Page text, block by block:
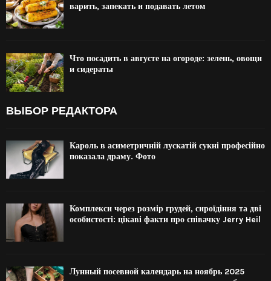
варить, запекать и подавать летом
Что посадить в августе на огороде: зелень, овощи
и сидераты
ВЫБОР РЕДАКТОРА
Кароль в асиметричній лускатій сукні професійно
показала драму. Фото
Комплекси через розмір грудей, сироїдіння та дві
особистості: цікаві факти про співачку Jerry Heil
Лунный посевной календарь на ноябрь 2025